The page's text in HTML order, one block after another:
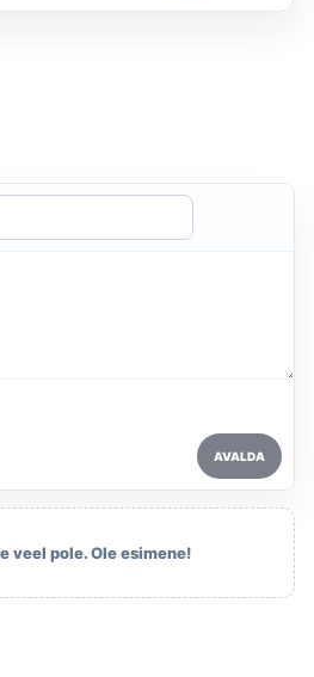
AVALDA
veel pole. Ole esimene!